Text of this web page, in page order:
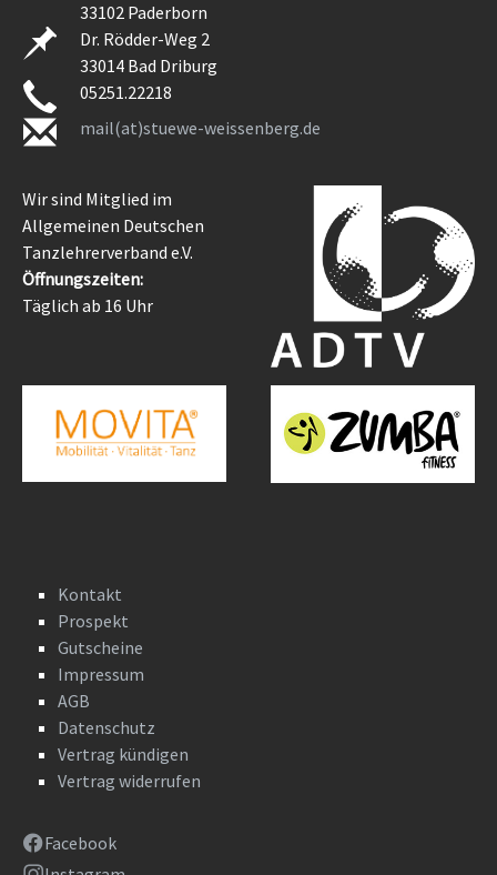
33102 Paderborn
Dr. Rödder-Weg 2
33014 Bad Driburg
05251.22218
mail(at)stuewe-weissenberg.de
Wir sind Mitglied im
Allgemeinen Deutschen
Tanzlehrerverband e.V.
Öffnungszeiten:
Täglich ab 16 Uhr
Kontakt
Prospekt
Gutscheine
Impressum
AGB
Datenschutz
Vertrag kündigen
Vertrag widerrufen
Facebook